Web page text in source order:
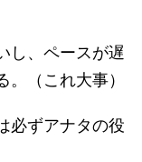
し、ペースが遅
（これ大事）
必ずアナタの役